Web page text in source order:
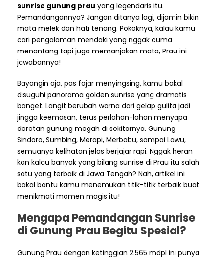
sunrise gunung prau yang legendaris itu.
Pemandangannya? Jangan ditanya lagi, dijamin bikin
mata melek dan hati tenang. Pokoknya, kalau kamu
cari pengalaman mendaki yang nggak cuma
menantang tapi juga memanjakan mata, Prau ini
jawabannya!
Bayangin aja, pas fajar menyingsing, kamu bakal
disuguhi panorama golden sunrise yang dramatis
banget. Langit berubah warna dari gelap gulita jadi
jingga keemasan, terus perlahan-lahan menyapa
deretan gunung megah di sekitarnya. Gunung
Sindoro, Sumbing, Merapi, Merbabu, sampai Lawu,
semuanya kelihatan jelas berjajar rapi. Nggak heran
kan kalau banyak yang bilang sunrise di Prau itu salah
satu yang terbaik di Jawa Tengah? Nah, artikel ini
bakal bantu kamu menemukan titik-titik terbaik buat
menikmati momen magis itu!
Mengapa Pemandangan Sunrise
di Gunung Prau Begitu Spesial?
Gunung Prau dengan ketinggian 2.565 mdpl ini punya